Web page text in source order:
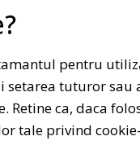
pentru
tuturor
Retine ca, daca
tale privind